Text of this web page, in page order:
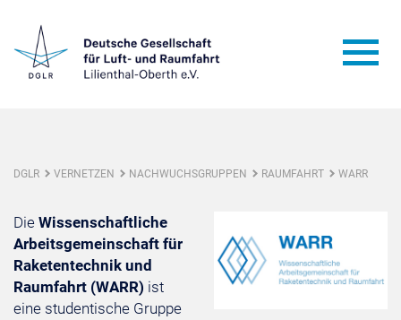
DGLR VERNETZEN NACHWUCHSGRUPPEN RAUMFAHRT WARR
Die Wissenschaftliche
Arbeitsgemeinschaft für
Raketentechnik und
Raumfahrt (WARR) ist
eine studentische Gruppe